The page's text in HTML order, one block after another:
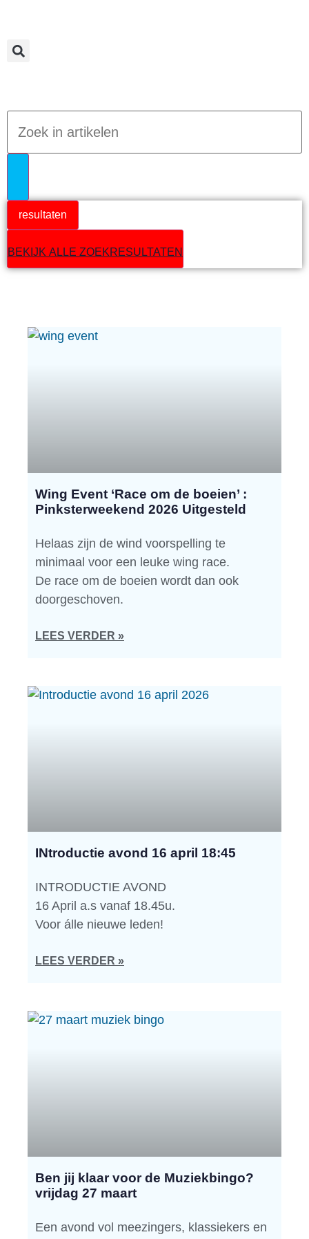
resultaten
BEKIJK ALLE ZOEKRESULTATEN
Wing Event ‘Race om de boeien’ :
Pinksterweekend 2026 Uitgesteld
Helaas zijn de wind voorspelling te
minimaal voor een leuke wing race.
De race om de boeien wordt dan ook
doorgeschoven.
LEES VERDER »
INtroductie avond 16 april 18:45
INTRODUCTIE AVOND
16 April a.s vanaf 18.45u.
Voor álle nieuwe leden!
LEES VERDER »
Ben jij klaar voor de Muziekbingo?
vrijdag 27 maart
Een avond vol meezingers, klassiekers en